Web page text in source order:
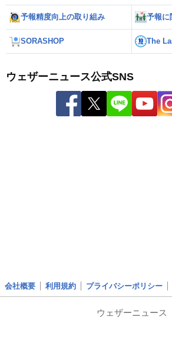
予報精度向上の取り組み 予報に
SORASHOP The
ウェザーニュース公式SNS
会社概要 利用規約 プライバシーポリシー
ウェザーニュース